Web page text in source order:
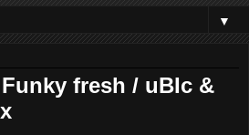
▼
fresh / uBIc &